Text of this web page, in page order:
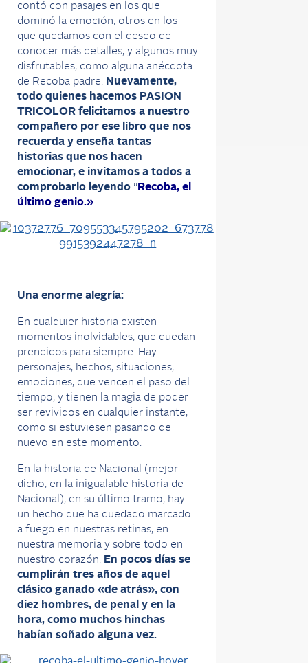
contó con pasajes en los que
dominó la emoción, otros en los
que quedamos con el deseo de
conocer más detalles, y algunos muy
disfrutables, como alguna anécdota
de Recoba padre. Nuevamente,
todo quienes hacemos PASION
TRICOLOR felicitamos a nuestro
compañero por ese libro que nos
recuerda y enseña tantas
historias que nos hacen
emocionar, e invitamos a todos a
comprobarlo leyendo “Recoba, el
último genio.»
Una enorme alegría:
En cualquier historia existen
momentos inolvidables, que quedan
prendidos para siempre. Hay
personajes, hechos, situaciones,
emociones, que vencen el paso del
tiempo, y tienen la magia de poder
ser revividos en cualquier instante,
como si estuviesen pasando de
nuevo en este momento.
En la historia de Nacional (mejor
dicho, en la inigualable historia de
Nacional), en su último tramo, hay
un hecho que ha quedado marcado
a fuego en nuestras retinas, en
nuestra memoria y sobre todo en
nuestro corazón. En pocos días se
cumplirán tres años de aquel
clásico ganado «de atrás», con
diez hombres, de penal y en la
hora, como muchos hinchas
habían soñado alguna vez.